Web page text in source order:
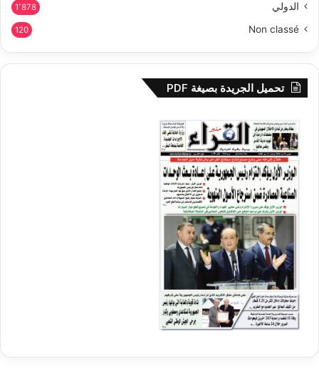
الدولي 1٬878
Non classé
120
تحميل الجريدة بصيغة PDF